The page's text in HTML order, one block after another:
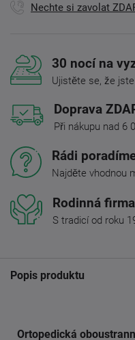
Nechte si zavolat
30 nocí na
Ujistěte se, že
Doprava
Při nákupu nad 6
Rádi
Najděte vhodnou
Rodinná firma
S tradicí od roku
Popis produktu
Ortopedická